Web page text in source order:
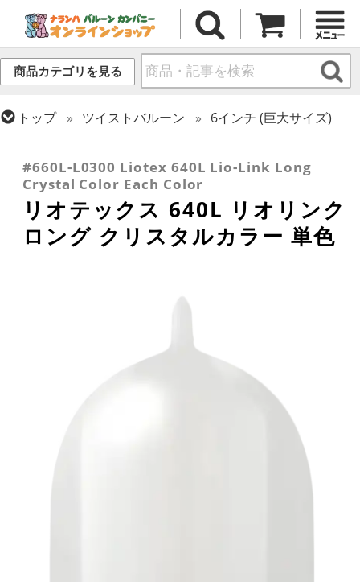
商品カテゴリを見る
トップ ツイストバルーン
6インチ (巨大サイズ)
#660L-L0300 Liotex 640L Lio-Link Long
Crystal Color Each Color
リオテックス 640L リオリンク
ロング クリスタルカラー 単色